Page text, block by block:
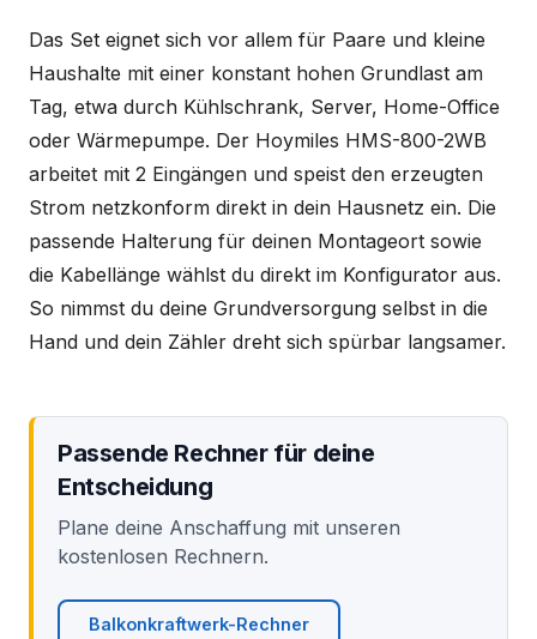
Das Set eignet sich vor allem für Paare und kleine
Haushalte mit einer konstant hohen Grundlast am
Tag, etwa durch Kühlschrank, Server, Home-Office
oder Wärmepumpe. Der Hoymiles HMS-800-2WB
arbeitet mit 2 Eingängen und speist den erzeugten
Strom netzkonform direkt in dein Hausnetz ein. Die
passende Halterung für deinen Montageort sowie
die Kabellänge wählst du direkt im Konfigurator aus.
So nimmst du deine Grundversorgung selbst in die
Hand und dein Zähler dreht sich spürbar langsamer.
Passende Rechner für deine
Entscheidung
Plane deine Anschaffung mit unseren
kostenlosen Rechnern.
Balkonkraftwerk-Rechner